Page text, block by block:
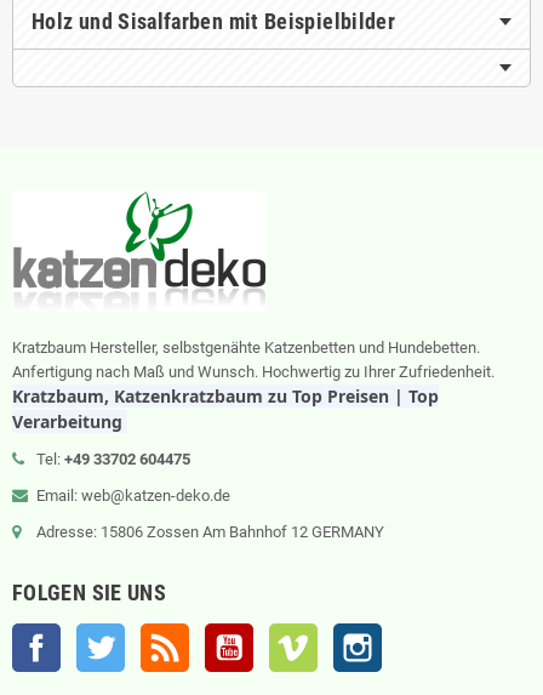
Holz und Sisalfarben mit Beispielbilder
Kratzbaum Hersteller, selbstgenähte Katzenbetten und Hundebetten.
Anfertigung nach Maß und Wunsch. Hochwertig zu Ihrer Zufriedenheit.
Kratzbaum, Katzenkratzbaum zu Top Preisen | Top
Verarbeitung
Tel: +49 33702 604475
Email: web@katzen-deko.de
Adresse: 15806 Zossen Am Bahnhof 12 GERMANY
FOLGEN SIE UNS
Facebook Twitter RSS YouTube Vimeo